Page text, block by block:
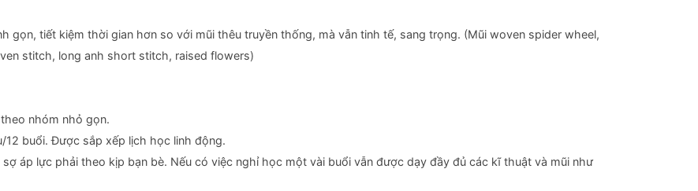
gọn, tiết kiệm thời gian hơn so với mũi thêu truyền thống, mà vẫn tinh tế, sang trọng. (Mũi woven spider wheel,
stitch, long anh short stitch, raised flowers)
nhóm nhỏ gọn.
buổi. Được sắp xếp lịch học linh động.
áp lực phải theo kịp bạn bè. Nếu có việc nghỉ học một vài buổi vẫn được dạy đầy đủ các kĩ thuật và mũi như